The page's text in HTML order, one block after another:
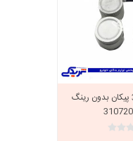
پیستون موتور 30 پیکان بدون رینگ